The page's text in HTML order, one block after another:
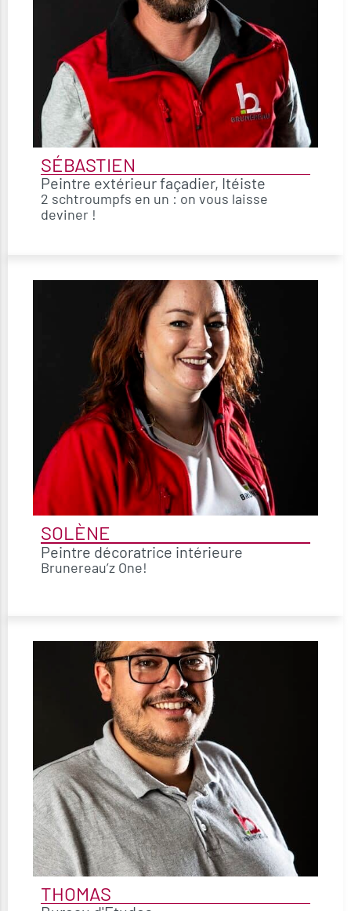
SÉBASTIEN
Peintre extérieur façadier, Itéiste
2 schtroumpfs en un : on vous laisse
deviner !
SOLÈNE
Peintre décoratrice intérieure
Brunereau’z One!
THOMAS